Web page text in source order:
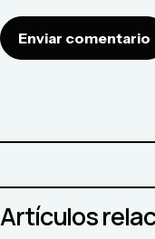
Enviar comentario
Artículos